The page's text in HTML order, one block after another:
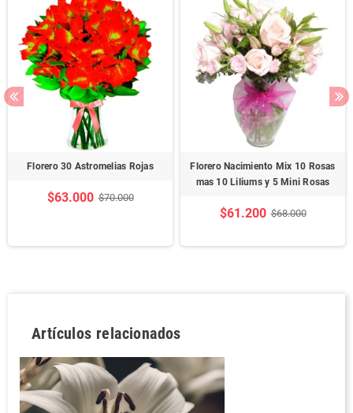
Florero 30 Astromelias Rojas
$63.000 $70.000
Florero Nacimiento Mix 10 Rosas
mas 10 Liliums y 5 Mini Rosas
$61.200 $68.000
Artículos relacionados